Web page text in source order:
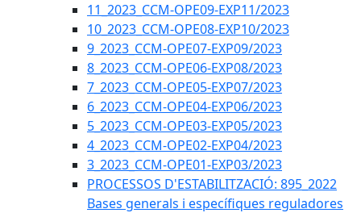
11_2023_CCM-OPE09-EXP11/2023
10_2023_CCM-OPE08-EXP10/2023
9_2023_CCM-OPE07-EXP09/2023
8_2023_CCM-OPE06-EXP08/2023
7_2023_CCM-OPE05-EXP07/2023
6_2023_CCM-OPE04-EXP06/2023
5_2023_CCM-OPE03-EXP05/2023
4_2023_CCM-OPE02-EXP04/2023
3_2023_CCM-OPE01-EXP03/2023
PROCESSOS D'ESTABILITZACIÓ: 895_2022
Bases generals i específiques reguladores